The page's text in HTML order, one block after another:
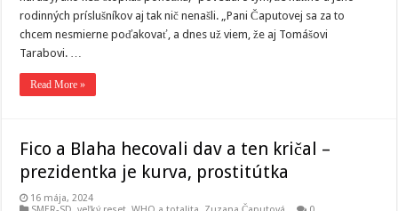
rodinných príslušníkov aj tak nič nenašli. „Pani Čaputovej sa za to
chcem nesmierne poďakovať, a dnes už viem, že aj Tomášovi
Tarabovi. …
Read More »
Fico a Blaha hecovali dav a ten kričal –
prezidentka je kurva, prostitútka
16 mája, 2024